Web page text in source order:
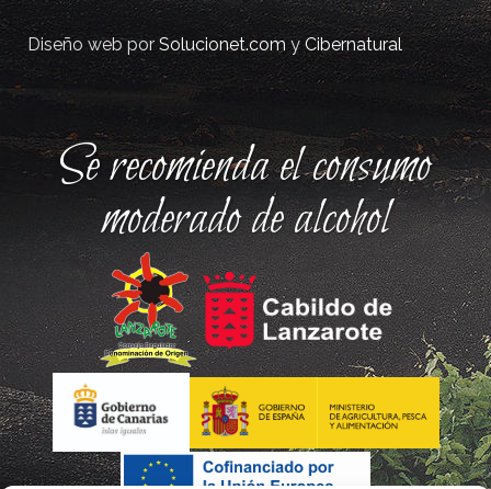
Diseño web porSolucionet.comyCibernatural
Se recomienda el consumo
moderado de alcohol